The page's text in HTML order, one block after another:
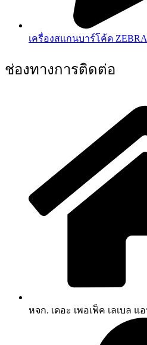
เครื่องสแกนบาร์โค้ด ZEBRA
ช่องทางการติดต่อ
หจก. เดอะ เพอเฟ็ค เลเบล แ